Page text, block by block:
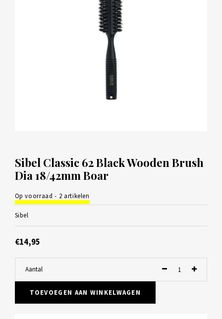
Sibel Classic 62 Black Wooden Brush
Dia 18/42mm Boar
Op voorraad - 2 artikelen
Sibel
€14,95
Aantal
TOEVOEGEN AAN WINKELWAGEN